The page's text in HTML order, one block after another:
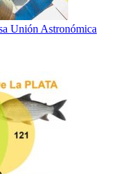
Unión Astronómica